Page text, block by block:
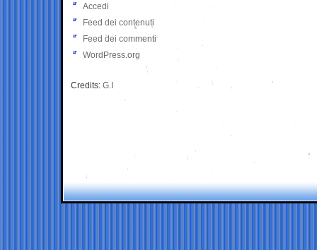
Accedi
Feed dei contenuti
Feed dei commenti
WordPress.org
Credits: G.I